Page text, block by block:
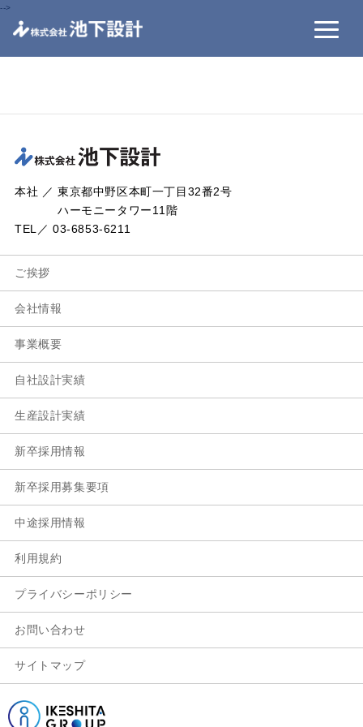
-->
本社 ／ 東京都中野区本町一丁目32番2号
ハーモニータワー11階
TEL／ 03-6853-6211
ご挨拶
会社情報
事業概要
自社設計実績
生産設計実績
新卒採用情報
新卒採用募集要項
中途採用情報
利用規約
プライバシーポリシー
お問い合わせ
サイトマップ